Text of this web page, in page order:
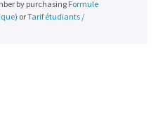
by purchasing Formule
orTarif étudiants /